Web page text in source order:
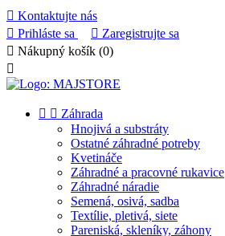
 Kontaktujte nás
 Prihláste sa  Zaregistrujte sa
 Nákupný košík (0)

  Záhrada
Hnojivá a substráty
Ostatné záhradné potreby
Kvetináče
Záhradné a pracovné rukavice
Záhradné náradie
Semená, osivá, sadba
Textílie, pletivá, siete
Pareniská, skleníky, záhony